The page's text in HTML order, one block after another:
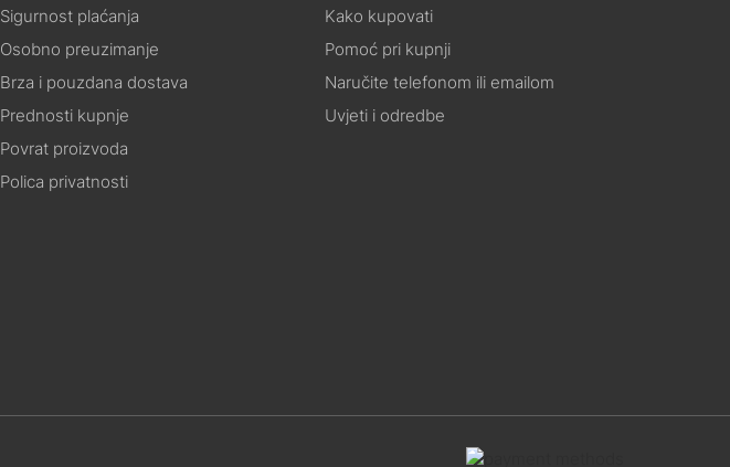
Sigurnost plaćanja
Osobno preuzimanje
Brza i pouzdana dostava
Prednosti kupnje
Povrat proizvoda
Polica privatnosti
Kako kupovati
Pomoć pri kupnji
Naručite telefonom ili emailom
Uvjeti i odredbe